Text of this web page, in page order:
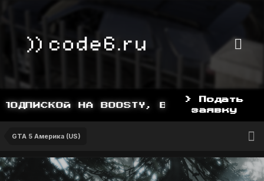
НА BOOSTY, BOOSTY.TO/YDDY
> Подать
заявку
GTA 5 Америка (US)